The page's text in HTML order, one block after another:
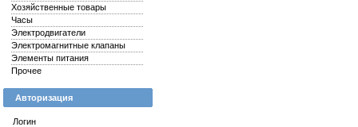
Хозяйственные товары
Часы
Электродвигатели
Электромагнитные клапаны
Элементы питания
Прочее
Авторизация
Логин